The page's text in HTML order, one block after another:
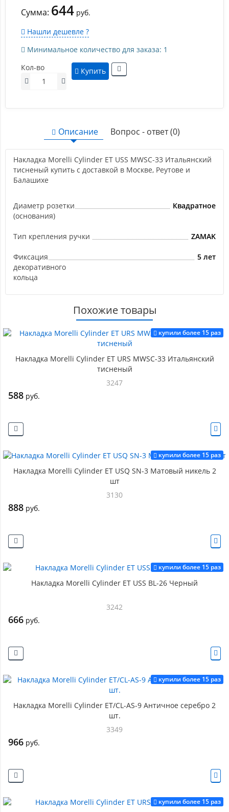
Сумма: 644 руб.
Нашли дешевле ?
Минимальное количество для заказа: 1
Кол-во
Купить
Описание Вопрос - ответ (0)
Накладка Morelli Cylinder ET USS MWSC-33 Итальянский
тисненый купить с доставкой в Москве, Реутове и
Балашихе
Диаметр розетки
(основания)
Квадратное
Тип крепления ручки ZAMAK
Фиксация
декоративного
кольца
5 лет
Похожие товары
купили более 15 раз
Накладка Morelli Cylinder ET URS MWSC-33 Итальянский
тисненый
3247
588 руб.
купили более 15 раз
Накладка Morelli Cylinder ET USQ SN-3 Матовый никель 2
шт
3130
888 руб.
купили более 15 раз
Накладка Morelli Cylinder ET USS BL-26 Черный
3242
666 руб.
купили более 15 раз
Накладка Morelli Cylinder ET/CL-AS-9 Античное серебро 2
шт.
3349
966 руб.
купили более 15 раз